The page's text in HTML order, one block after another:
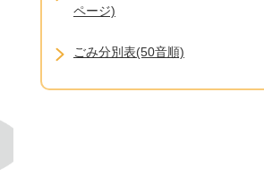
ページ)
ごみ分別表(50音順)